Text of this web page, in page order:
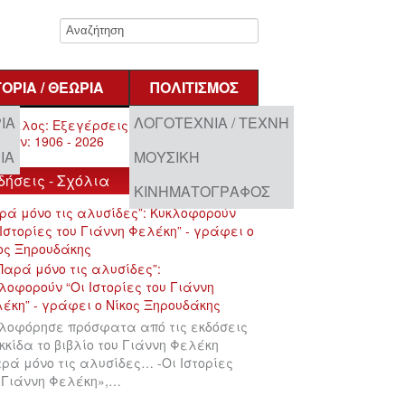
/ ΘΕΩΡΊΑ
ΠΟΛΙΤΙΣΜΌΣ
ΛΟΓΟΤΕΧΝΊΑ / ΤΈΧΝΗ
ΜΟΥΣΙΚΉ
ΚΙΝΗΜΑΤΟΓΡΆΦΟΣ
- Σχόλια
μόνο τις αλυσίδες”: Κυκλοφορούν
του Γιάννη Φελέκη” - γράφει ο
Ξηρουδάκης
πρόσφατα από τις εκδόσεις
το βιβλίο του Γιάννη Φελέκη
μόνο τις αλυσίδες… -Οι Ιστορίες
Γιάννη Φελέκη»,…